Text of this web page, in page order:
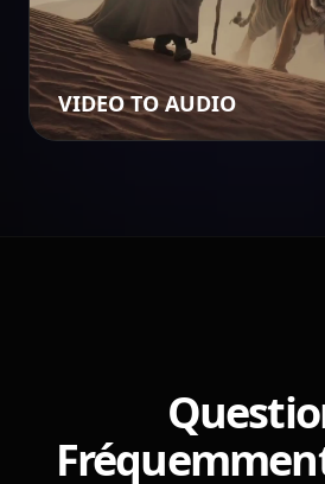
VIDEO TO AUDIO